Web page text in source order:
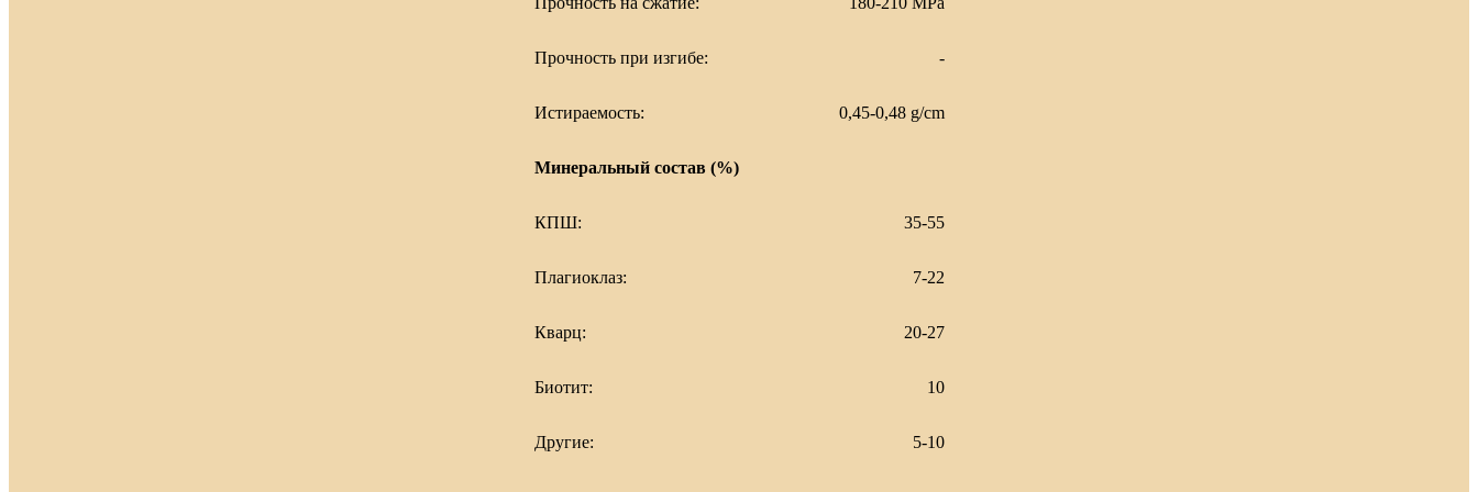
Прочность при изгибе: -
Истираемость: 0,45-0,48 g/cm
Минеральный состав (%)
КПШ: 35-55
Плагиоклаз: 7-22
Кварц: 20-27
Биотит: 10
Другие: 5-10